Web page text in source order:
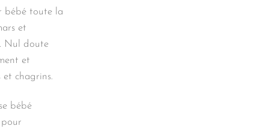
bébé toute la
et
Nul doute
et
et chagrins.
bébé
pour